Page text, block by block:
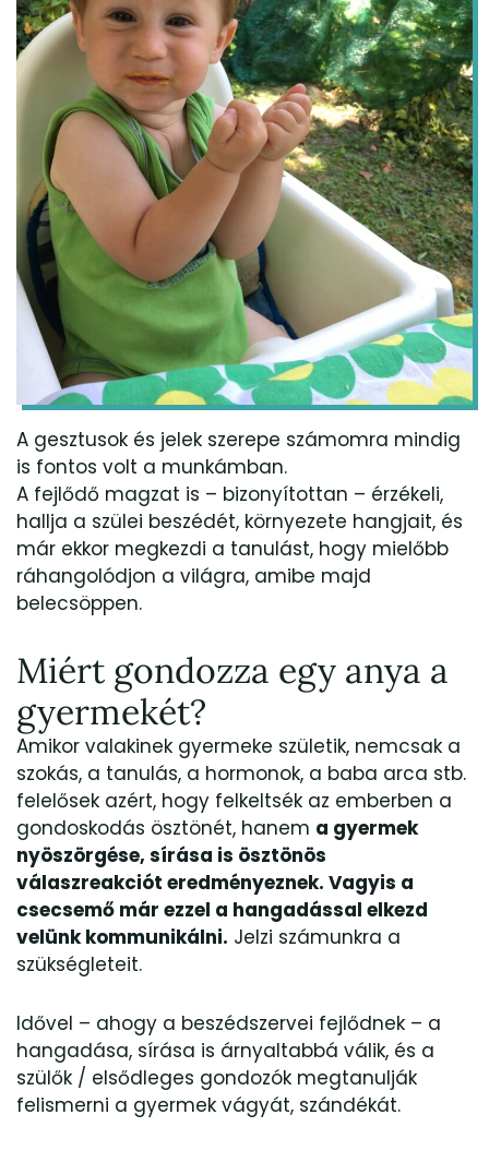
A gesztusok és jelek szerepe számomra mindig
is fontos volt a munkámban.
A fejlődő magzat is – bizonyítottan – érzékeli,
hallja a szülei beszédét, környezete hangjait, és
már ekkor megkezdi a tanulást, hogy mielőbb
ráhangolódjon a világra, amibe majd
belecsöppen.
Miért gondozza egy anya a
gyermekét?
Amikor valakinek gyermeke születik, nemcsak a
szokás, a tanulás, a hormonok, a baba arca stb.
felelősek azért, hogy felkeltsék az emberben a
gondoskodás ösztönét, hanem a gyermek
nyöszörgése, sírása is ösztönös
válaszreakciót eredményeznek. Vagyis a
csecsemő már ezzel a hangadással elkezd
velünk kommunikálni. Jelzi számunkra a
szükségleteit.
Idővel – ahogy a beszédszervei fejlődnek – a
hangadása, sírása is árnyaltabbá válik, és a
szülők / elsődleges gondozók megtanulják
felismerni a gyermek vágyát, szándékát.